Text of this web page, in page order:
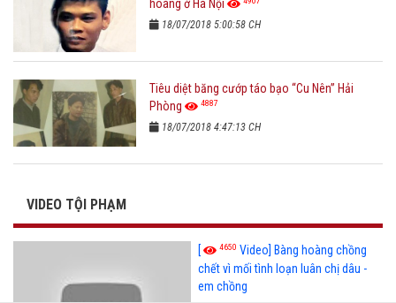
hoàng ở Hà Nội
18/07/2018 5:00:58 CH
Tiêu diệt băng cướp táo bạo “Cu Nên” Hải
Phòng
4887
18/07/2018 4:47:13 CH
VIDEO TỘI PHẠM
[ 4650 Video] Bàng hoàng chồng
chết vì mối tình loạn luân chị dâu -
em chồng